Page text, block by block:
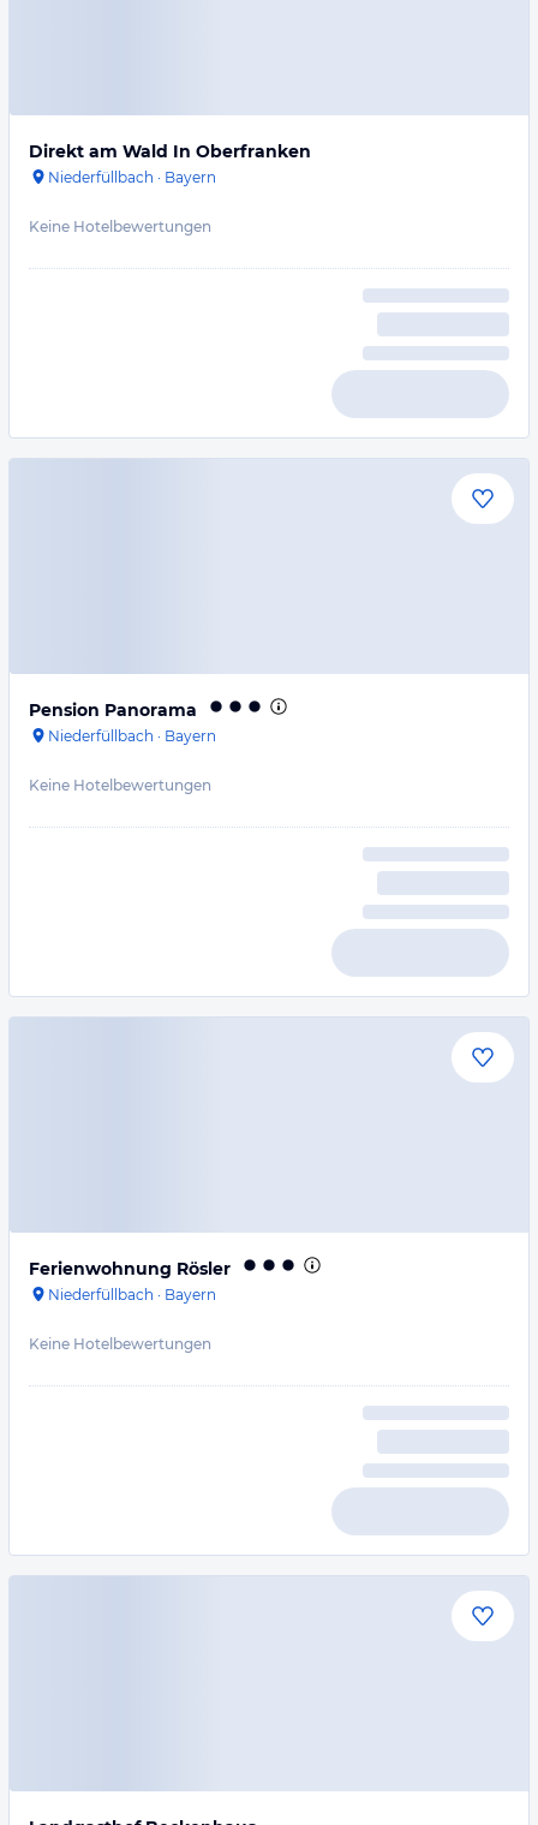
Direkt am Wald In Oberfranken
Niederfüllbach · Bayern
Keine Hotelbewertungen
Pension Panorama
Niederfüllbach · Bayern
Keine Hotelbewertungen
Ferienwohnung Rösler
Niederfüllbach · Bayern
Keine Hotelbewertungen